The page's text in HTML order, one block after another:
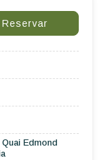
Reservar
Edmond